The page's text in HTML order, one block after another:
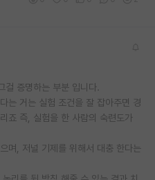
증명하는 부분 입니다.
는 거는 실험 조건을 잘 잡아주면 경
죠 즉, 실험을 한 사람의 숙련도가
며, 저널 기제를 위해서 대충 한다는